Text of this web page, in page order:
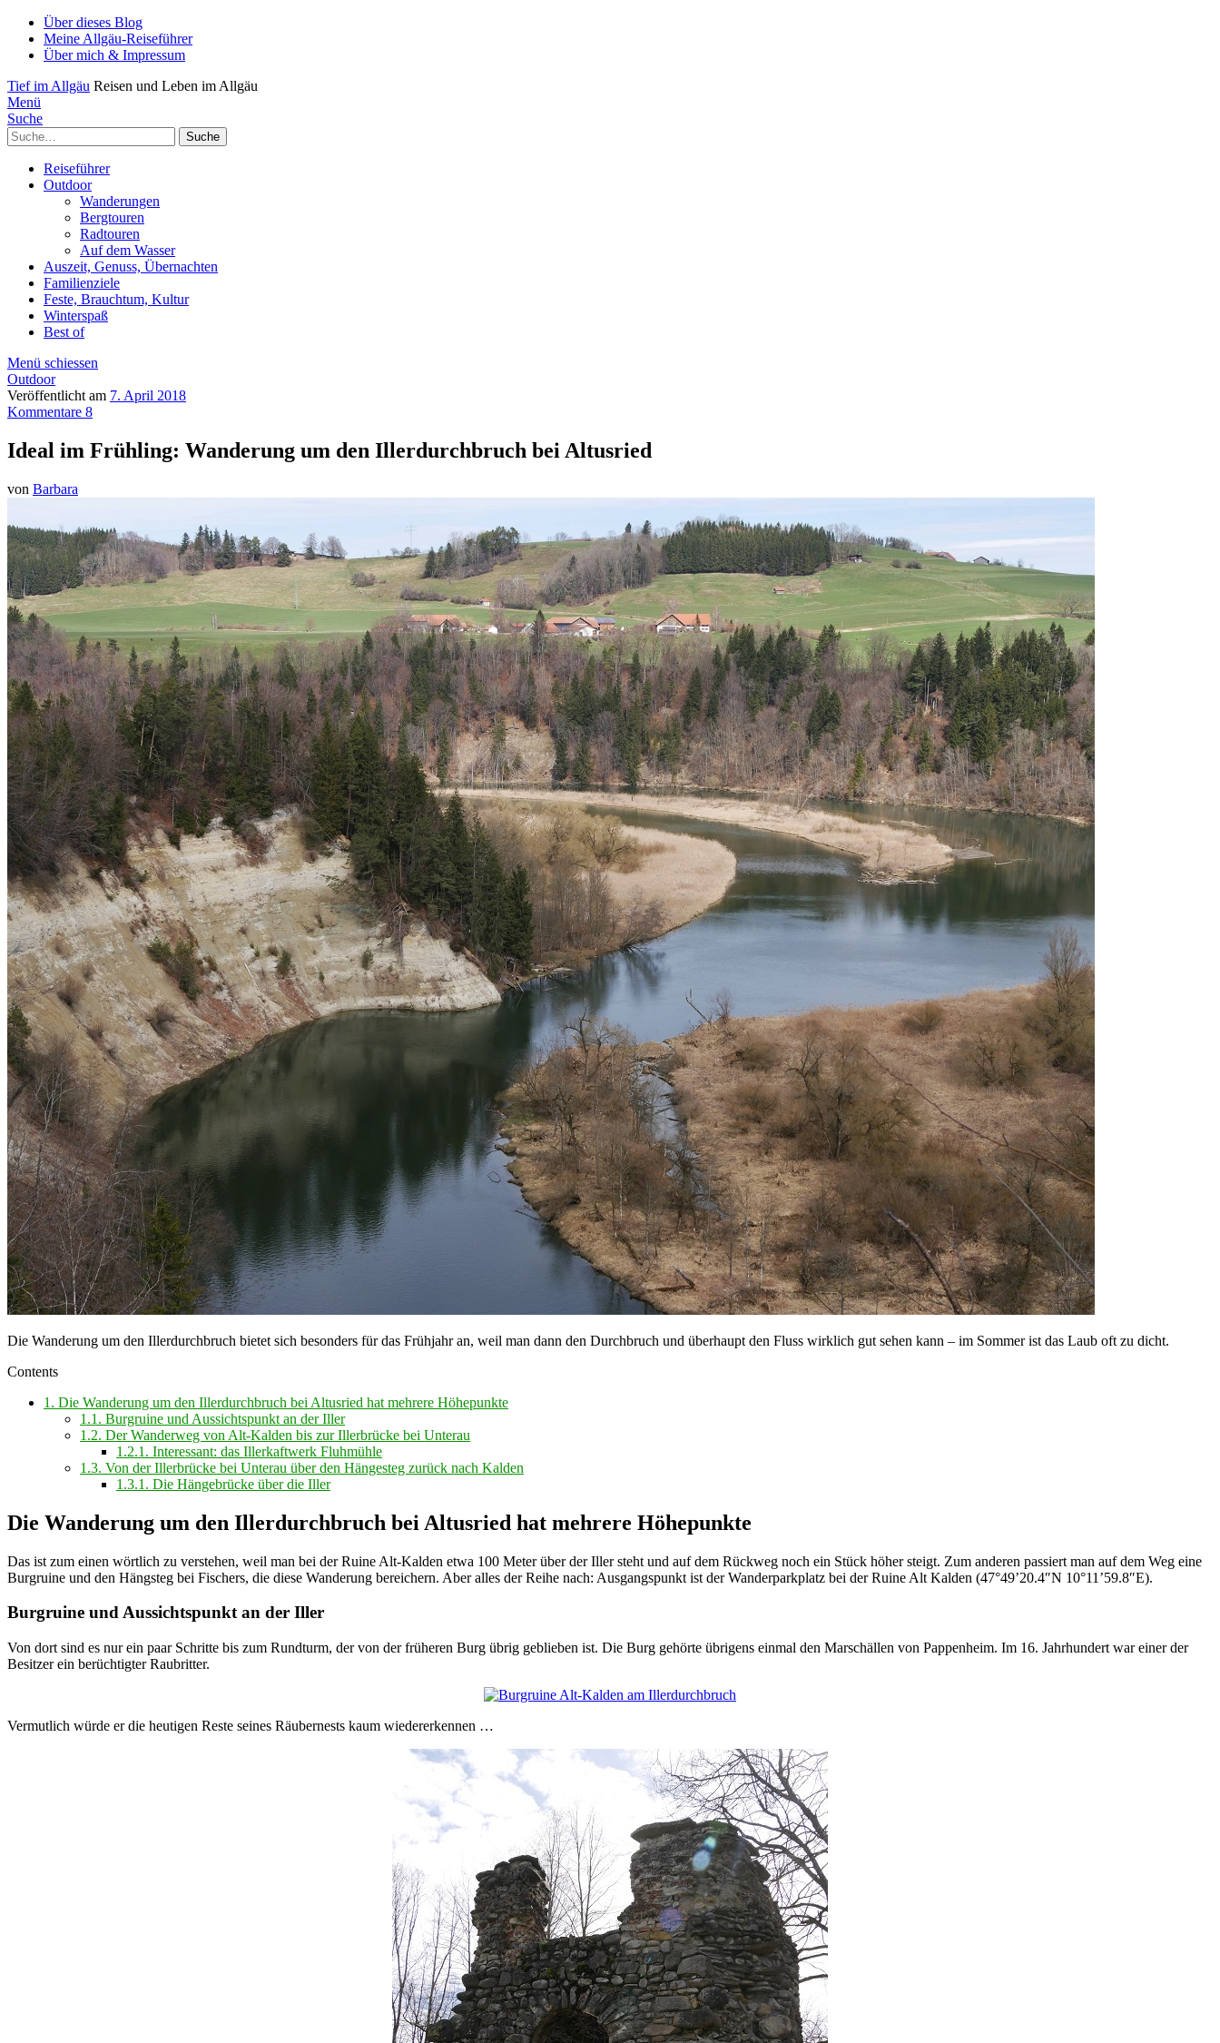
Über dieses Blog
Meine Allgäu-Reiseführer
Über mich & Impressum
Tief im Allgäu Reisen und Leben im Allgäu
Menü
Suche
Suche
Reiseführer
Outdoor
Wanderungen
Bergtouren
Radtouren
Auf dem Wasser
Auszeit, Genuss, Übernachten
Familienziele
Feste, Brauchtum, Kultur
Winterspaß
Best of
Menü schiessen
Outdoor
Veröffentlicht am 7. April 2018
Kommentare 8
Ideal im Frühling: Wanderung um den Illerdurchbruch bei Altusried
von Barbara
Die Wanderung um den Illerdurchbruch bietet sich besonders für das Frühjahr an, weil man dann den Durchbruch und überhaupt den Fluss wirklich gut sehen kann – im Sommer ist das Laub oft zu dicht.
Contents
1. Die Wanderung um den Illerdurchbruch bei Altusried hat mehrere Höhepunkte
1.1. Burgruine und Aussichtspunkt an der Iller
1.2. Der Wanderweg von Alt-Kalden bis zur Illerbrücke bei Unterau
1.2.1. Interessant: das Illerkaftwerk Fluhmühle
1.3. Von der Illerbrücke bei Unterau über den Hängesteg zurück nach Kalden
1.3.1. Die Hängebrücke über die Iller
Die Wanderung um den Illerdurchbruch bei Altusried hat mehrere Höhepunkte
Das ist zum einen wörtlich zu verstehen, weil man bei der Ruine Alt-Kalden etwa 100 Meter über der Iller steht und auf dem Rückweg noch ein Stück höher steigt. Zum anderen passiert man auf dem Weg eine
Burgruine und den Hängsteg bei Fischers, die diese Wanderung bereichern. Aber alles der Reihe nach: Ausgangspunkt ist der Wanderparkplatz bei der Ruine Alt Kalden (47°49’20.4″N 10°11’59.8″E).
Burgruine und Aussichtspunkt an der Iller
Von dort sind es nur ein paar Schritte bis zum Rundturm, der von der früheren Burg übrig geblieben ist. Die Burg gehörte übrigens einmal den Marschällen von Pappenheim. Im 16. Jahrhundert war einer der
Besitzer ein berüchtigter Raubritter.
Vermutlich würde er die heutigen Reste seines Räubernests kaum wiedererkennen …